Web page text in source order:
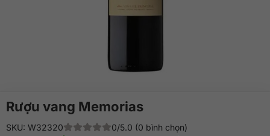
Rượu vang Memorias
SKU: W32320
0/5.0 (0 bình chọn)